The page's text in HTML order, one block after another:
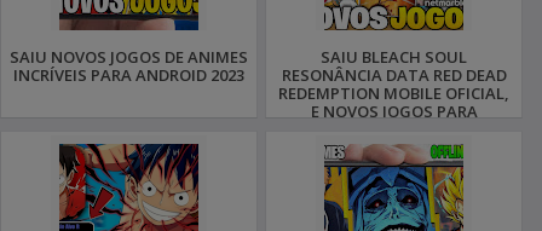
SAIU NOVOS JOGOS DE ANIMES
INCRÍVEIS PARA ANDROID 2023
SAIU BLEACH SOUL
RESONÂNCIA DATA RED DEAD
REDEMPTION MOBILE OFICIAL,
E NOVOS JOGOS PARA